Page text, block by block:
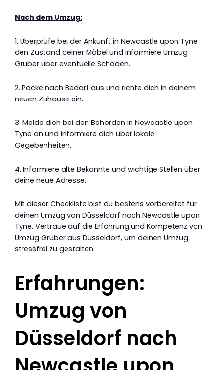
Nach dem Umzug:
1. Überprüfe bei der Ankunft in Newcastle upon Tyne
den Zustand deiner Möbel und informiere Umzug
Gruber über eventuelle Schäden.
2. Packe nach Bedarf aus und richte dich in deinem
neuen Zuhause ein.
3. Melde dich bei den Behörden in Newcastle upon
Tyne an und informiere dich über lokale
Gegebenheiten.
4. Informiere alte Bekannte und wichtige Stellen über
deine neue Adresse.
Mit dieser Checkliste bist du bestens vorbereitet für
deinen Umzug von Düsseldorf nach Newcastle upon
Tyne. Vertraue auf die Erfahrung und Kompetenz von
Umzug Gruber aus Düsseldorf, um deinen Umzug
stressfrei zu gestalten.
Erfahrungen:
Umzug von
Düsseldorf nach